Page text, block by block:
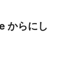
からにし